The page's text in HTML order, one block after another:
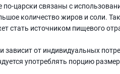
царски связаны с
количество жиров и соли.
стать источником пищевого
от индивидуальных
употреблять порцию